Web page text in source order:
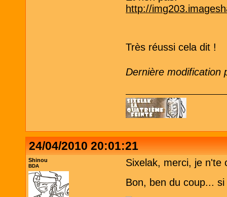
http://
Très réussi cela dit !
Dernière modification
24/04/2010 20:01:21
Shinou
BDA
Sixelak, merci, je n'te
Bon, ben du coup...